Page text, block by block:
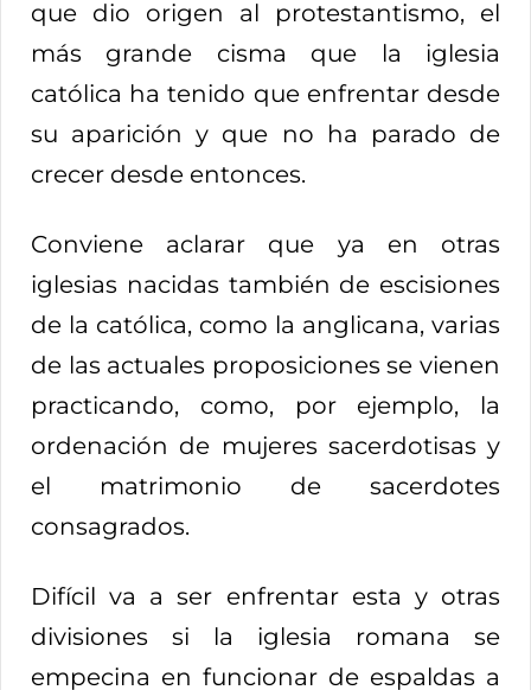
que dio origen al protestantismo, el
más grande cisma que la iglesia
católica ha tenido que enfrentar desde
su aparición y que no ha parado de
crecer desde entonces.
Conviene aclarar que ya en otras
iglesias nacidas también de escisiones
de la católica, como la anglicana, varias
de las actuales proposiciones se vienen
practicando, como, por ejemplo, la
ordenación de mujeres sacerdotisas y
el matrimonio de sacerdotes
consagrados.
Difícil va a ser enfrentar esta y otras
divisiones si la iglesia romana se
empecina en funcionar de espaldas a